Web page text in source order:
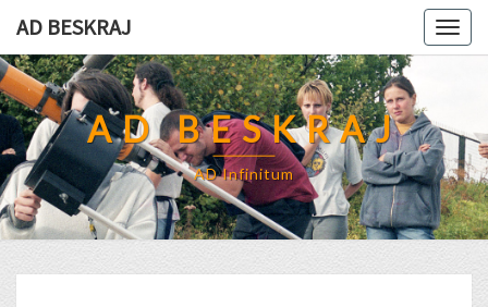
content
AD BESKRAJ
AD BESKRAJ
AD Infinitum